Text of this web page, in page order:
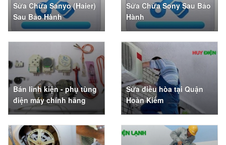
Sửa Chữa Sanyo (Haier)
Sau Bảo Hành
Sửa Chữa Sony Sau Bảo
Hành
Bán linh kiện - phụ tùng
điện máy chính hãng
Sửa điều hòa tại Quận
Hoàn Kiếm